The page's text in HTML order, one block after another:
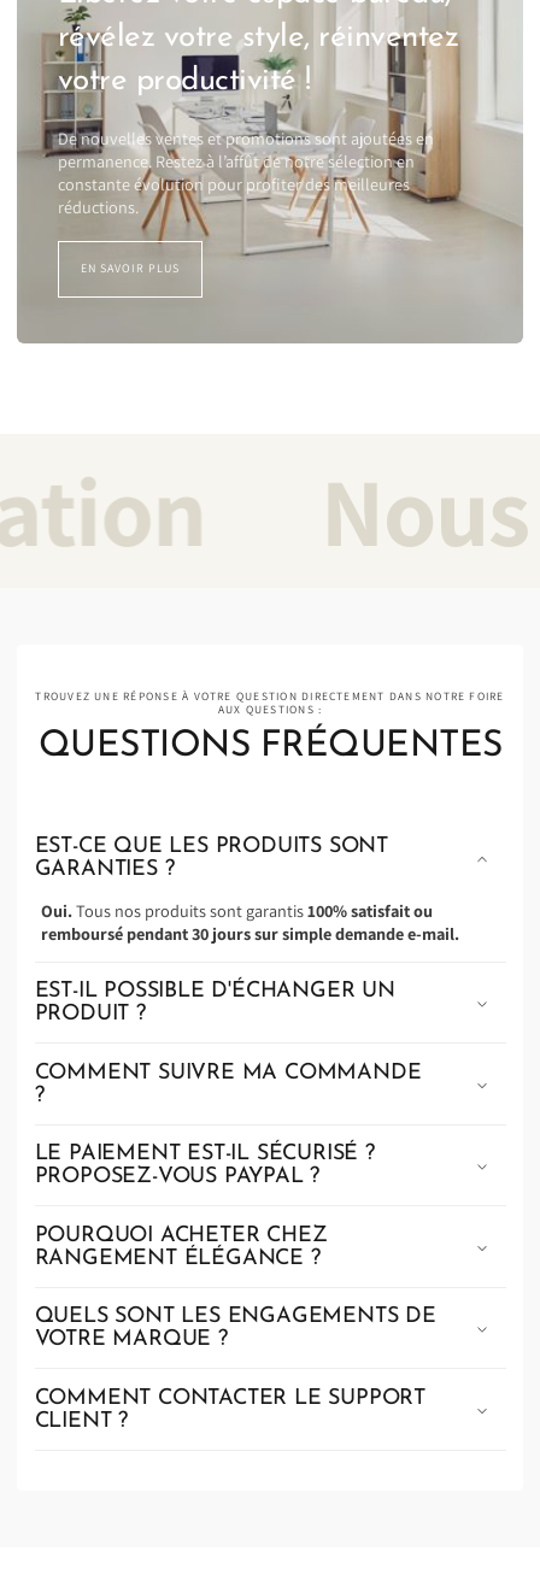
révélez votre style, réinventez
votre productivité !
De nouvelles ventes et promotions sont ajoutées en
permanence. Restez à l’affût de notre sélection en
constante évolution pour profiter des meilleures
réductions.
EN SAVOIR PLUS
TROUVEZ UNE RÉPONSE À VOTRE QUESTION DIRECTEMENT DANS NOTRE FOIRE
AUX QUESTIONS :
QUESTIONS FRÉQUENTES
EST-CE QUE LES PRODUITS SONT
GARANTIES ?
Oui.Tous nos produits sont garantis100% satisfait ou
remboursé pendant 30 jours sur simple demande e-mail.
EST-IL POSSIBLE D'ÉCHANGER UN
PRODUIT ?
COMMENT SUIVRE MA COMMANDE
?
LE PAIEMENT EST-IL SÉCURISÉ ?
PROPOSEZ-VOUS PAYPAL ?
POURQUOI ACHETER CHEZ
RANGEMENT ÉLÉGANCE ?
QUELS SONT LES ENGAGEMENTS DE
VOTRE MARQUE ?
COMMENT CONTACTER LE SUPPORT
CLIENT ?